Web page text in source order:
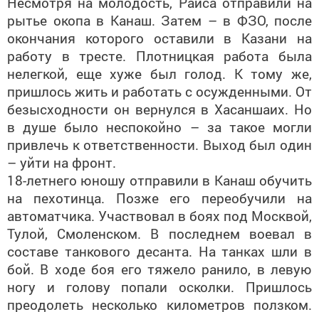
рытье окопа в Канаш. Затем – в ФЗО, после
окончания которого оставили в Казани на
работу в тресте. Плотницкая работа была
нелегкой, еще хуже был голод. К тому же,
пришлось жить и работать с осужденными. От
безысходности он вернулся в Хасаншаих. Но
в душе было неспокойно – за такое могли
привлечь к ответственности. Выход был один
– уйти на фронт.
18-летнего юношу отправили в Канаш обучить
на пехотинца. Позже его переобучили на
автоматчика. Участвовал в боях под Москвой,
Тулой, Смоленском. В последнем воевал в
составе танкового десанта. На танках шли в
бой. В ходе боя его тяжело ранило, в левую
ногу и голову попали осколки. Пришлось
преодолеть несколько километров ползком.